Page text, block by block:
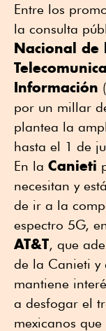
Entre los
la consulta
Nacional de
Información
por un millar
plantea la
hasta el 1 de
En la Canieti
necesitan y
de ir a la
espectro 5G,
AT&T, que
de la Canieti y
mantiene
a desfogar el
mexicanos